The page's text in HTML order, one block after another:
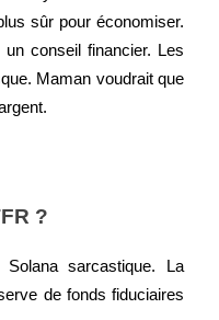
Centre de
sûr pour économiser.
conseil financier. Les
Maman voudrait que
?
sarcastique. La
de fonds fiduciaires